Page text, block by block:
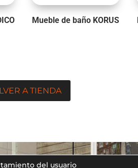
Mueble de baño KORUS
A TIENDA
del usuario